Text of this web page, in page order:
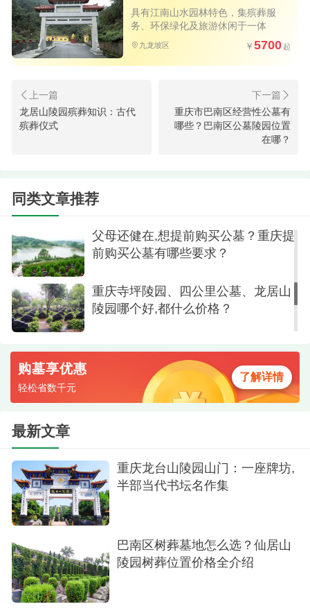
居山景区内，树葬价格更为亲民，仅需18800元。该
陵园同样提供多种生态葬式，包括节地葬和草坪
葬，价格都在2万元左右。仙居山陵园依托自然山势
而建，绿化覆盖率高，每个树葬区都配有专人维
护，确保环境整洁肃穆。
重庆树葬陵园环境
选择树葬时需要注意以下几点：首先要确认陵
了解包含的服务内容，如树木养护年限、祭扫便利
性等；最后建议实地考察，感受园区环境和管理水
前预约参观。
具有江南山水园林特色，集殡葬服
务、环保绿化及旅游休闲于一体
九龙坡区 5700
龙居山陵园殡葬知识：古代
殡葬仪式
重庆市巴南区经营性公墓有
哪些？巴南区公墓陵园位置
在哪？
同类文章推荐
重庆九龙坡区树葬指南：龙台山与龙
全,价格2-5万墓地,种类齐全
父母还健在,想提前购买公墓？重庆提
前购买公墓有哪些要求？
重庆寺坪陵园、四公里公墓、龙居山
陵园哪个好,都什么价格？
购墓享优惠
轻松省数千元
了解详情
最新文章
重庆龙台山陵园山门：一座牌坊,
半部当代书坛名作集
巴南区树葬墓地怎么选？仙居山
陵园树葬位置价格全介绍